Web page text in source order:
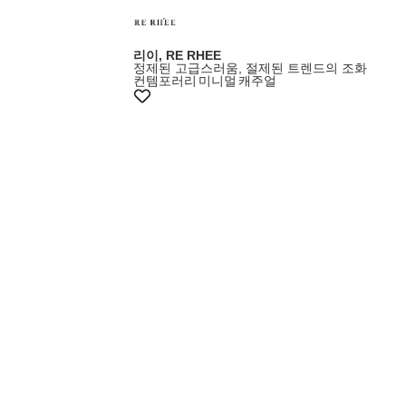
리이, RE RHEE
정제된 고급스러움, 절제된 트렌드의 조화
컨템포러리 미니멀 캐주얼